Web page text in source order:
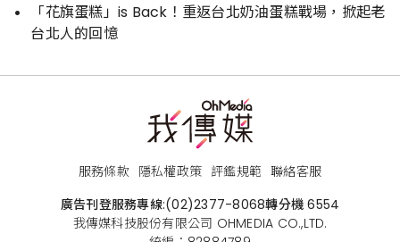
「花旗蛋糕」is Back！重返台北奶油蛋糕戰場，掀起老
台北人的回憶
服務條款 隱私權政策 評鑑規範 聯絡客服
廣告刊登服務專線:(02)2377-8068轉分機 6554
我傳媒科技股份有限公司 OHMEDIA CO.,LTD.